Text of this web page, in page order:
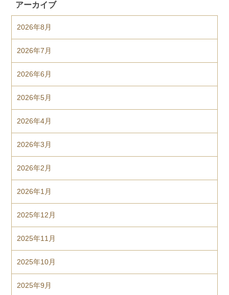
アーカイブ
2026年8月
2026年7月
2026年6月
2026年5月
2026年4月
2026年3月
2026年2月
2026年1月
2025年12月
2025年11月
2025年10月
2025年9月